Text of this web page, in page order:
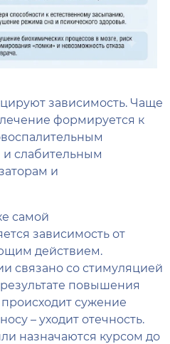
зависимость. Чаще
формируется к
слабительным
и
самой
зависимость от
действием.
связано со стимуляцией
повышения
сужение
– уходит отечность.
назначаются курсом до